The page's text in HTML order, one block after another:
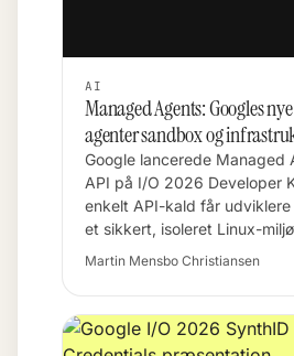
AI
Managed Agents: Googles
agenter sandbox og
Google lancerede Managed
API på I/O 2026 Developer
enkelt API-kald får
et sikkert, isoleret Linux-
Martin Mensbo Christiansen